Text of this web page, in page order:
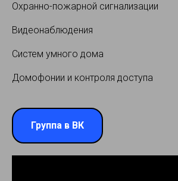
Охранно-пожарной сигнализации
Видеонаблюдения
Систем умного дома
Домофонии и контроля доступа
Группа в ВК